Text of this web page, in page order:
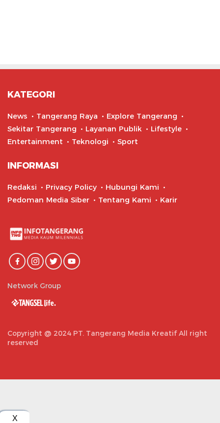
KATEGORI
News Tangerang Raya
Explore Tangerang
Sekitar Tangerang
Layanan Publik
Lifestyle
Entertainment
Teknologi Sport
INFORMASI
Redaksi Privacy Policy
Hubungi Kami
Pedoman Media Siber
Tentang Kami Karir
Network Group
Copyright @ 2024 PT. Tangerang Media Kreatif All right
reserved
X